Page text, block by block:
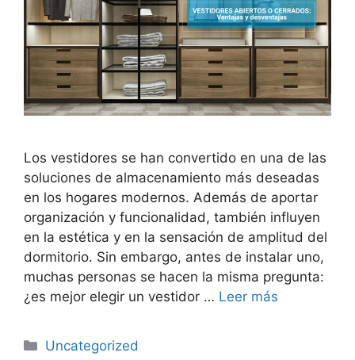
Los vestidores se han convertido en una de las
soluciones de almacenamiento más deseadas
en los hogares modernos. Además de aportar
organización y funcionalidad, también influyen
en la estética y en la sensación de amplitud del
dormitorio. Sin embargo, antes de instalar uno,
muchas personas se hacen la misma pregunta:
¿es mejor elegir un vestidor … Leer más
Uncategorized